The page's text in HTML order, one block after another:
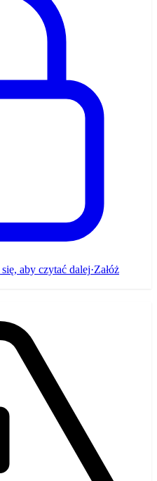
aby czytać dalej·Załóż